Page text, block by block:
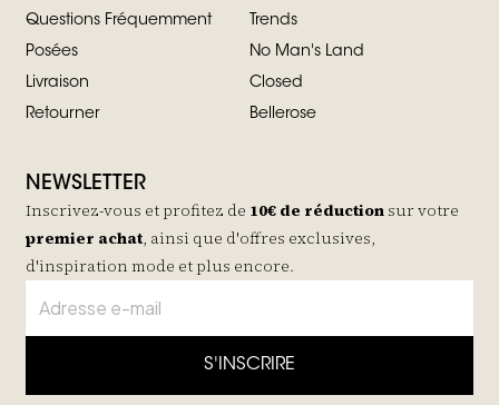
Questions Fréquemment
Posées
Livraison
Retourner
Trends
No Man's Land
Closed
Bellerose
NEWSLETTER
Inscrivez-vous et profitez de 10€ de réduction sur votre
premier achat, ainsi que d'offres exclusives,
d'inspiration mode et plus encore.
S'INSCRIRE